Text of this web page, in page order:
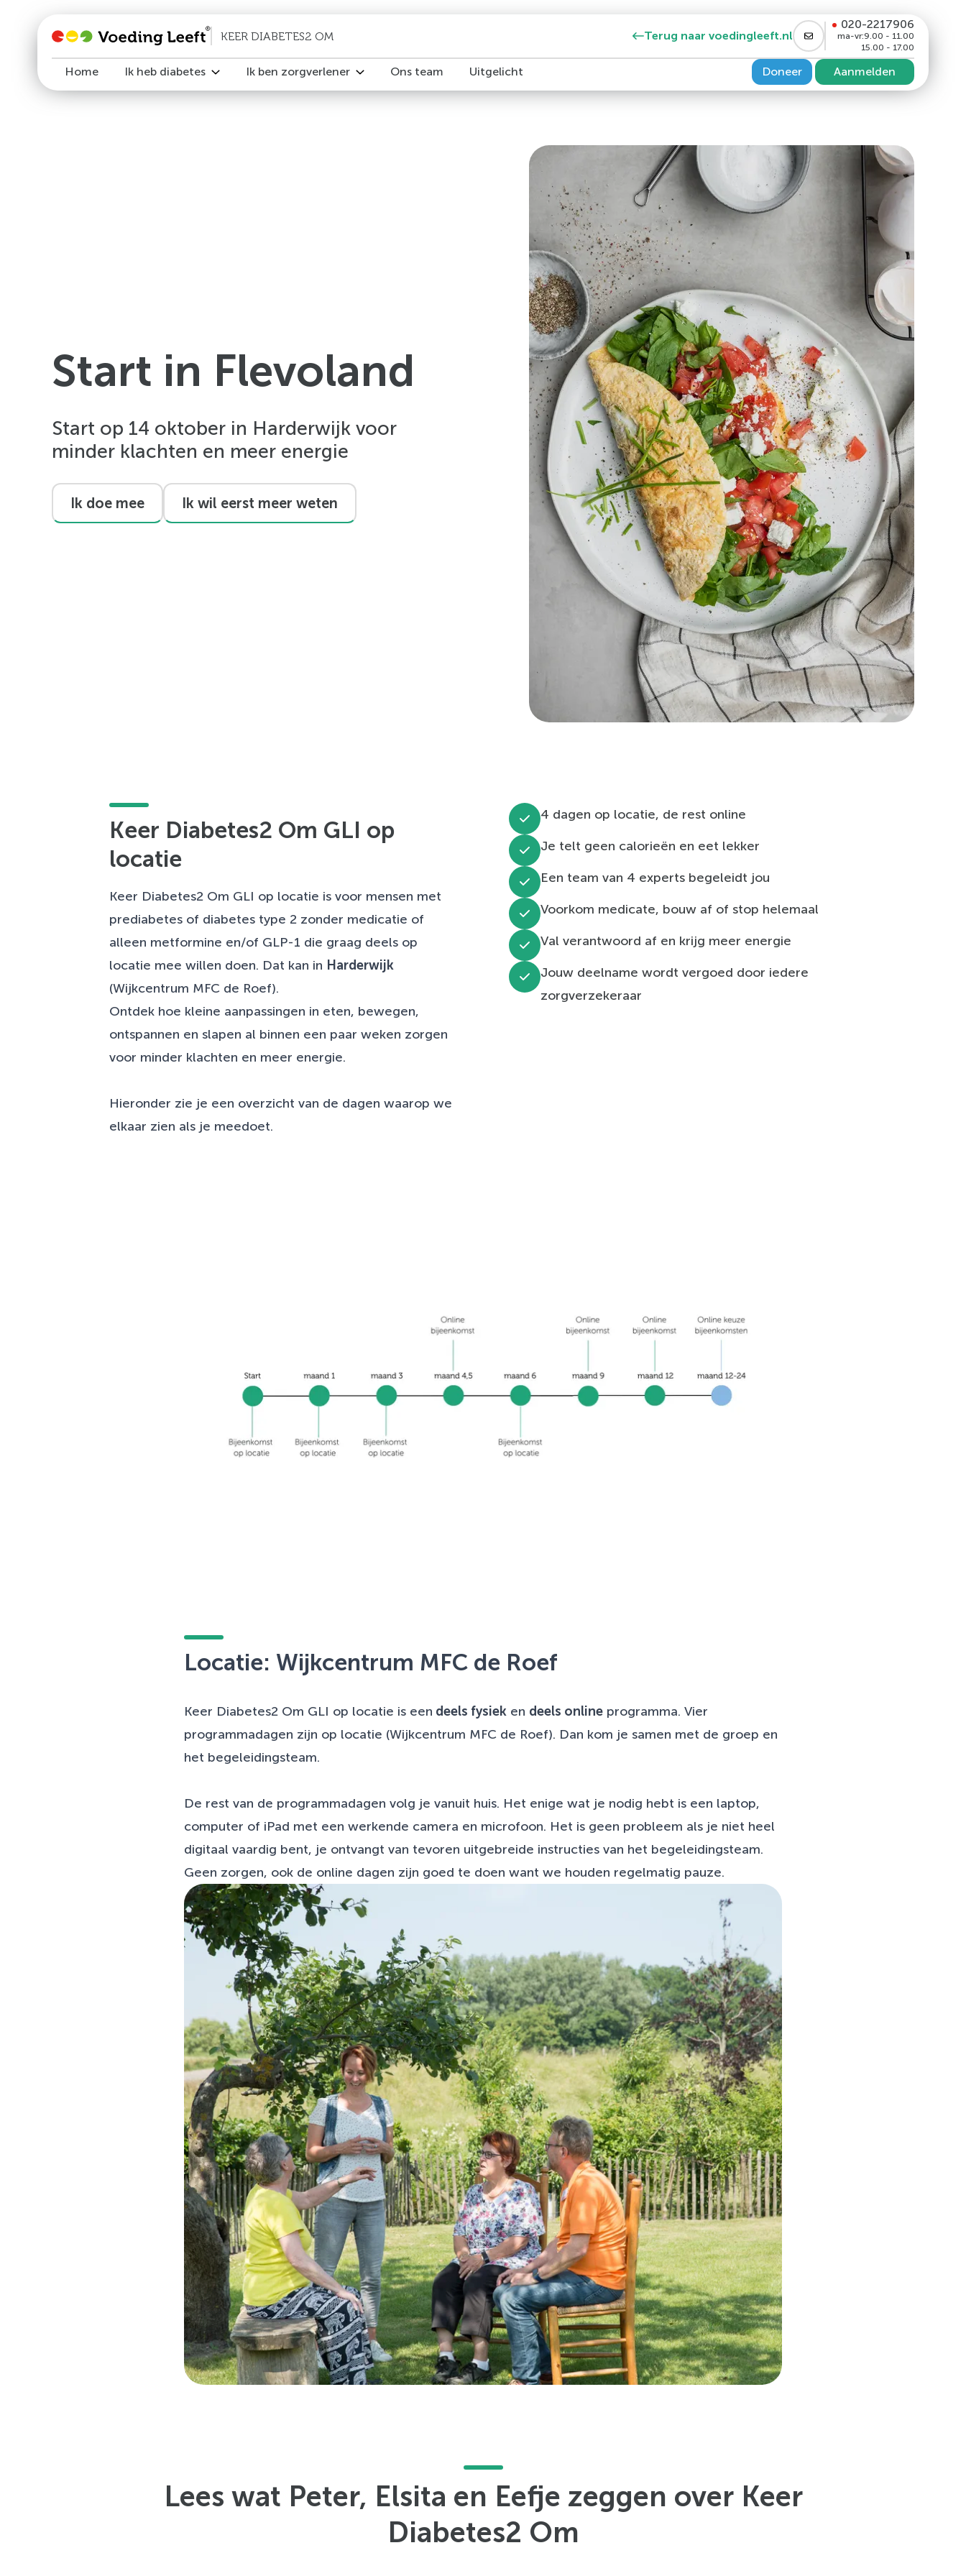
KEER DIABETES2 OM Terug naar voedingleeft.nl
020-2217906
ma-vr:9.00 - 11.00
15.00 - 17.00
Home Ik heb diabetes
Ik heb prediabetes of diabetes type 2 zonder diabetesmedicatie of alleen metformine en/of DPP4 remmer en/of GLP1
Ik ben zorgverlener Ons team Uitgelicht Doneer Aanmelden
Start in Flevoland
Start op 14 oktober in Harderwijk voor
minder klachten en meer energie
Ik doe mee Ik wil eerst meer weten
Keer Diabetes2 Om GLI op
locatie
Keer Diabetes2 Om GLI op locatie is voor mensen met
prediabetes of diabetes type 2 zonder medicatie of
alleen metformine en/of GLP-1 die graag deels op
locatie mee willen doen. Dat kan in Harderwijk
(Wijkcentrum MFC de Roef).
Ontdek hoe kleine aanpassingen in eten, bewegen,
ontspannen en slapen al binnen een paar weken zorgen
voor minder klachten en meer energie.
Hieronder zie je een overzicht van de dagen waarop we
elkaar zien als je meedoet.
4 dagen op locatie, de rest online
Je telt geen calorieën en eet lekker
Een team van 4 experts begeleidt jou
Voorkom medicate, bouw af of stop helemaal
Val verantwoord af en krijg meer energie
Jouw deelname wordt vergoed door iedere
zorgverzekeraar
Locatie: Wijkcentrum MFC de Roef
Keer Diabetes2 Om GLI op locatie is een deels fysiek en deels online programma. Vier
programmadagen zijn op locatie (Wijkcentrum MFC de Roef). Dan kom je samen met de groep en
het begeleidingsteam.
De rest van de programmadagen volg je vanuit huis. Het enige wat je nodig hebt is een laptop,
computer of iPad met een werkende camera en microfoon. Het is geen probleem als je niet heel
digitaal vaardig bent, je ontvangt van tevoren uitgebreide instructies van het begeleidingsteam.
Geen zorgen, ook de online dagen zijn goed te doen want we houden regelmatig pauze.
Lees wat Peter, Elsita en Eefje zeggen over Keer
Diabetes2 Om